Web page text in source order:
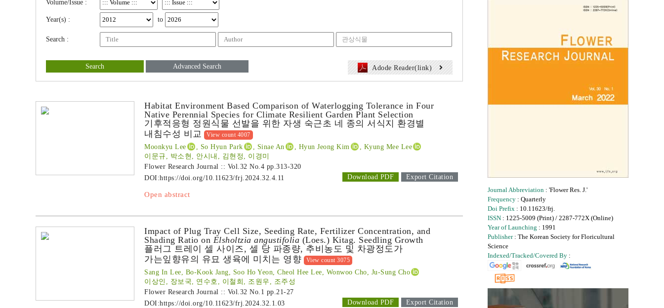
Volume/Issue :
Year(s) : to
Search :
Search Advanced Search Adode Reader(link)
Habitat Environment Based Comparison of Waterlogging Tolerance in Four
Native Perennial Species for Climate Resilient Garden Plant Selection
기후적응형 정원식물 선발을 위한 자생 숙근초 네 종의 서식지 환경별
내침수성 비교
View count 4007
Moonkyu Lee , So Hyun Park , Sinae An , Hyun Jeong Kim
, Kyung Mee Lee
이문규, 박소현, 안시내, 김현정, 이경미
Flower Research Journal :: Vol.32 No.4 pp.313-320
DOI:https://doi.org/10.11623/frj.2024.32.4.11 Download PDF Export Citation
Open abstract
Impact of Plug Tray Cell Size, Seeding Rate, Fertilizer Concentration, and
Shading Ratio on Elsholtzia angustifolia (Loes.) Kitag. Seedling Growth
플러그 트레이 셀 사이즈, 셀 당 파종량, 추비농도 및 차광정도가
가는잎향유의 유묘 생육에 미치는 영향
View count 3075
Sang In Lee, Bo-Kook Jang, Soo Ho Yeon, Cheol Hee Lee, Wonwoo Cho, Ju-Sung Cho
이상인, 장보국, 연수호, 이철희, 조원우, 조주성
Flower Research Journal :: Vol.32 No.1 pp.21-27
DOI:https://doi.org/10.11623/frj.2024.32.1.03 Download PDF Export Citation
Journal Abbreviation : 'Flower Res. J.'
Frequency : Quarterly
Doi Prefix : 10.11623/frj.
ISSN : 1225-5009 (Print) / 2287-772X (Online)
Year of Launching : 1991
Publisher: The Korean Society for Floricultural
Science
Indexed/Tracked/Covered By :